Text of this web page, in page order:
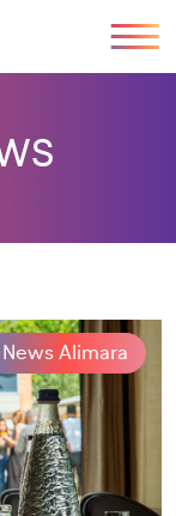
News Alimara